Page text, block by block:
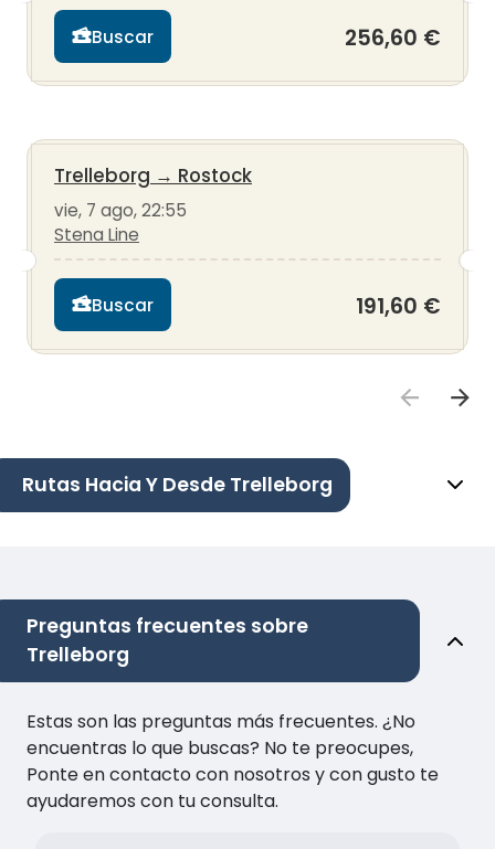
Buscar 256,60 €
Trelleborg → Rostock
vie, 7 ago, 22:55
Stena Line
Buscar 191,60 €
Rutas Hacia Y Desde Trelleborg
Preguntas frecuentes sobre
Trelleborg
Estas son las preguntas más frecuentes. ¿No
encuentras lo que buscas? No te preocupes,
Ponte en contacto con nosotros y con gusto te
ayudaremos con tu consulta.